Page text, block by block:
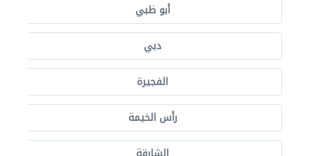
أبو ظبي
دبي
الفجيرة
رأس الخيمة